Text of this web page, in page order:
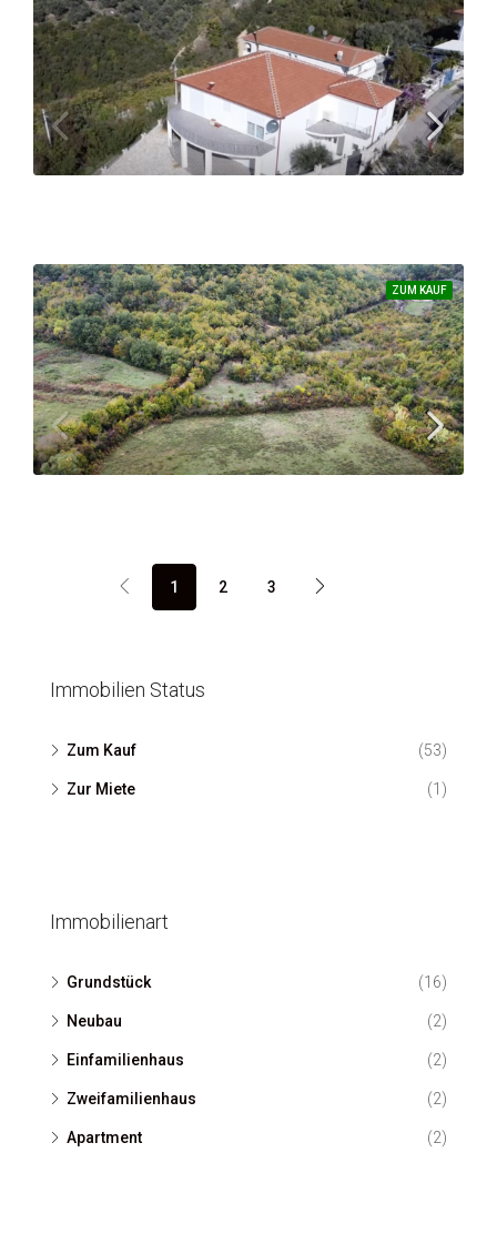
Tolles Anwesen mit einem fantastischen Blick auf die Saline, den großen Strand und die Innenstadt von Ulcinj
7243 m²
Immobilie an einer der höchsten Lagen in Ulcinj
3000
ZUM KAUF
1 2 3
Immobilien Status
Zum Kauf (53)
Zur Miete (1)
Immobilienart
Grundstück (16)
Neubau (2)
Einfamilienhaus (2)
Zweifamilienhaus (2)
Apartment (2)